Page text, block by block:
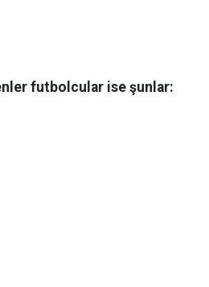
futbolcular ise şunlar: